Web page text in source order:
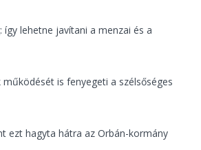
így lehetne javítani a menzai és a
is fenyegeti a szélsőséges
ezt hagyta hátra az Orbán-kormány